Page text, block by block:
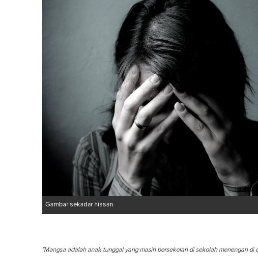
Gambar sekadar hiasan.
"Mangsa adalah anak tunggal yang masih bersekolah di sekolah menengah